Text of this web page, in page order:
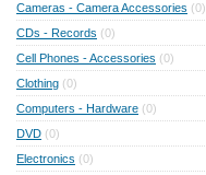
Cameras - Camera Accessories (0)
CDs - Records (0)
Cell Phones - Accessories (0)
Clothing (0)
Computers - Hardware (0)
DVD (0)
Electronics (0)